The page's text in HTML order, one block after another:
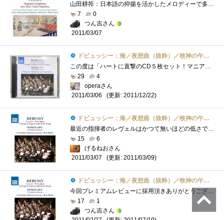
山田耕筰：日本語の抑揚を活かしたメロディーで多くの作品を残した。日本初の管弦楽団を造るなど日本において西洋音楽の普及に努めた。また�...
7
0
つん吉さん
2011/03/07
ドビュッシー：海／夜想曲（抜粋）／牧神の午後への前奏曲／細川俊夫：循環する大洋（リヨン管／メルクル）
この度は「ハートに直撃のCD５枚セット！マニアッククラシックス」に御選出を頂き有難う御座います♪この様な機会を下さったzigsow様、NAXOS様、�...
29
4
operaさん
2011/03/06
(更新: 2011/12/22)
ドビュッシー：海／夜想曲（抜粋）／牧神の午後への前奏曲／細川俊夫：循環する大洋（リヨン管／メルクル）
最近の指揮者のレヴェルはかつて無いほどの低さで、世界のトップ・オーケストラであるベルリン・フィルの常任指揮者がサイモン・ラトル、ウ�...
15
6
げるねおさん
2011/03/07
(更新: 2011/03/09)
ドビュッシー：海／夜想曲（抜粋）／牧神の午後への前奏曲／細川俊夫：循環する大洋（リヨン管／メルクル）
今回プレミアムレビューに採用頂きありがとうございました。 まず、１番目に紹介するのは、このＣＤ フランス国立リヨン管弦楽団 準・メ�...
17
1
つん吉さん